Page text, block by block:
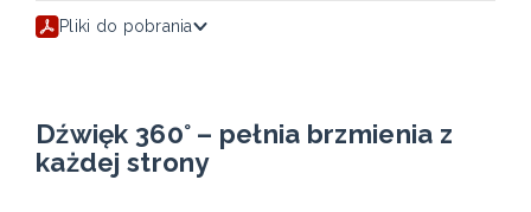
Pliki do pobrania
Dźwięk 360° – pełnia brzmienia z
każdej strony